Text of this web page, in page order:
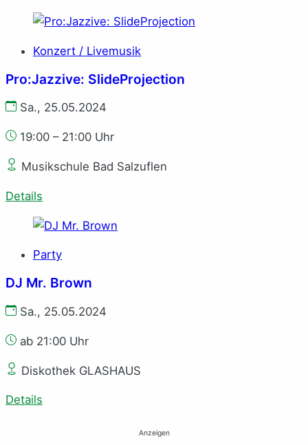
Konzert / Livemusik
Pro:Jazzive: SlideProjection
Sa., 25.05.2024
19:00 – 21:00 Uhr
Musikschule Bad Salzuflen
Details
Party
DJ Mr. Brown
Sa., 25.05.2024
ab 21:00 Uhr
Diskothek GLASHAUS
Details
Anzeigen